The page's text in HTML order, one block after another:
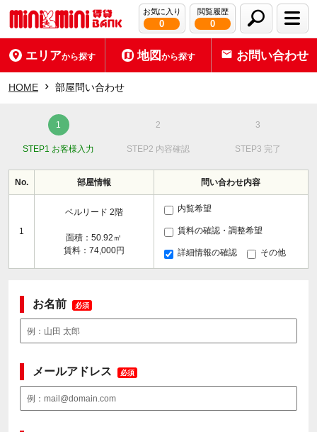
お気に入り
0
閲覧履歴
0
エリアから探す 地図から探す お問い合わせ
HOME 部屋問い合わせ
STEP1 お客様入力 STEP2 内容確認 STEP3 完了
No. 部屋情報 問い合わせ内容
1
ベルリード 2階
面積：50.92㎡
賃料：74,000円
内覧希望
賃料の確認・調整希望
詳細情報の確認 その他
お名前 必須
メールアドレス 必須